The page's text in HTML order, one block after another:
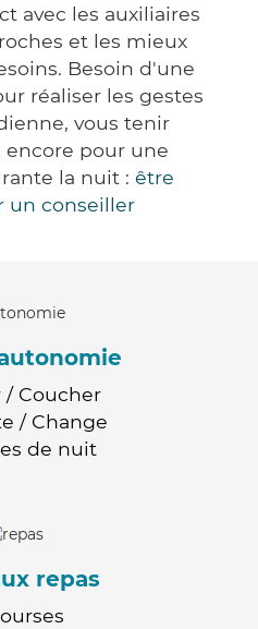
avec les auxiliaires
et les mieux
Besoin d'une
réaliser les gestes
vous tenir
pour une
la nuit : être
un conseiller
/ Coucher
/ Change
de nuit
repas